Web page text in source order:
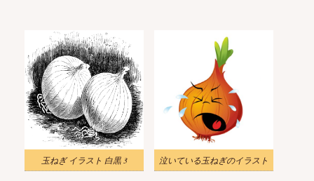
玉ねぎ イラスト 白黒 3 泣いている玉ねぎのイラスト